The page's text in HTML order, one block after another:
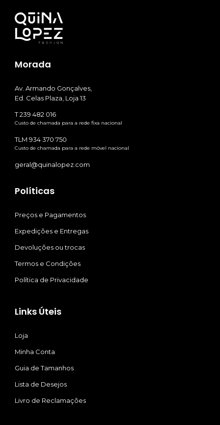
Morada
Av. Armando Gonçalves,
Ed. Celas Plaza, Loja 13
T 239 482 016
Custo de chamada para a rede fixa nacional
TLM 934 370 750
Custo de chamada para a rede móvel nacional
geral@quinalopez.com
Políticas
Preços e Pagamentos
Expedições e Entregas
Devoluções ou trocas
Termos e Condições
Política de Privacidade
Links Úteis
Loja
Minha Conta
Guia de Tamanhos
Lista de Desejos
Livro de Reclamações